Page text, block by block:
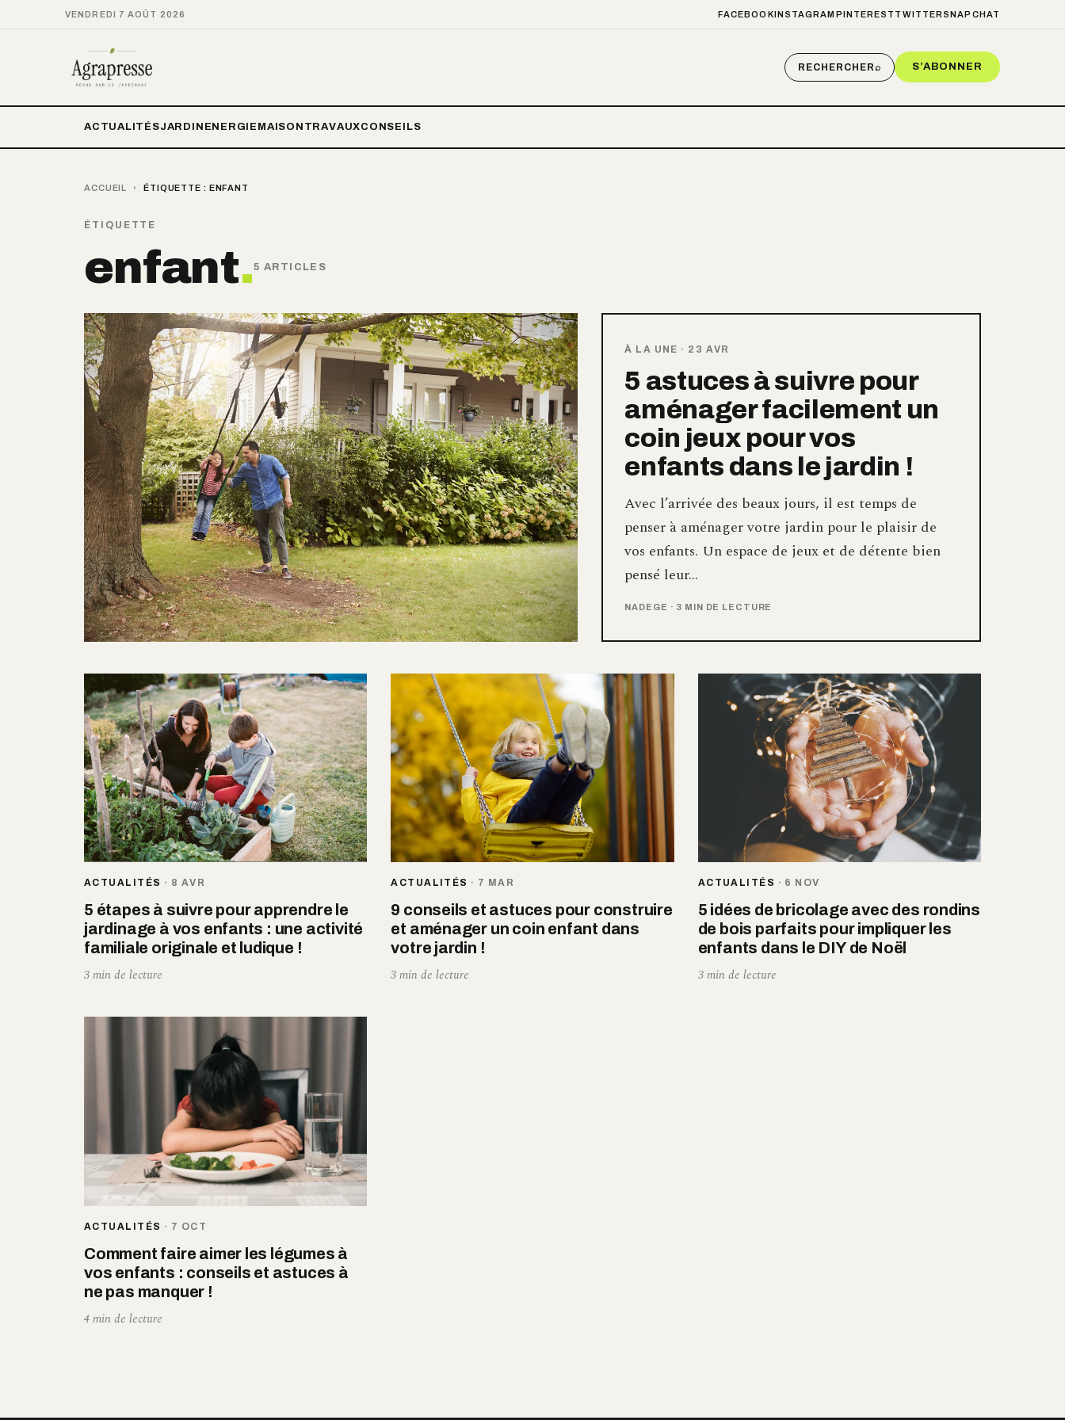
VENDREDI 7 AOÛT 2026 FACEBOOKINSTAGRAM PINTEREST TWITTER SNAPCHAT
RECHERCHER⌕ S’ABONNER
ACTUALITÉSJARDIN ENERGIE MAISON TRAVAUXCONSEILS
ACCUEIL › ÉTIQUETTE : ENFANT
ÉTIQUETTE
enfant.5 ARTICLES
À LA UNE · 23 AVR
5 astuces à suivre pour
aménager facilement un
coin jeux pour vos
enfants dans le jardin !
Avec l’arrivée des beaux jours, il est temps de
penser à aménager votre jardin pour le plaisir de
vos enfants. Un espace de jeux et de détente bien
pensé leur…
NADEGE · 3 MIN DE LECTURE
ACTUALITÉS · 8 AVR
5 étapes à suivre pour apprendre le
jardinage à vos enfants : une activité
familiale originale et ludique !
3 min de lecture
ACTUALITÉS · 7 MAR
9 conseils et astuces pour construire
et aménager un coin enfant dans
votre jardin !
3 min de lecture
ACTUALITÉS · 6 NOV
5 idées de bricolage avec des rondins
de bois parfaits pour impliquer les
enfants dans le DIY de Noël
3 min de lecture
ACTUALITÉS · 7 OCT
Comment faire aimer les légumes à
vos enfants : conseils et astuces à
ne pas manquer !
4 min de lecture